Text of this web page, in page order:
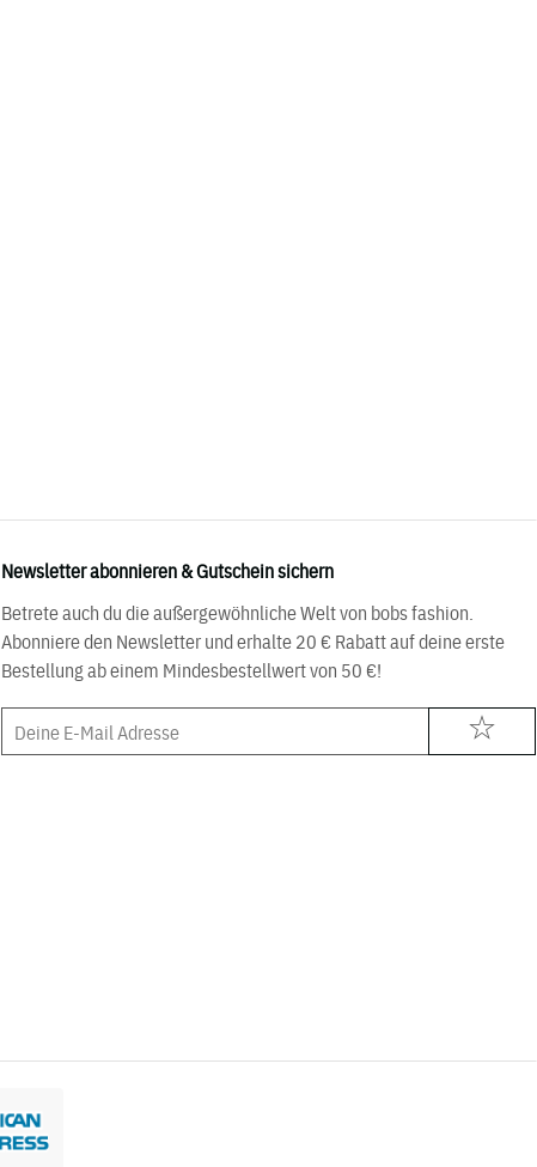
Newsletter abonnieren & Gutschein sichern
Betrete auch du die außergewöhnliche Welt von bobs fashion.
Abonniere den Newsletter und erhalte 20 € Rabatt auf deine erste
Bestellung ab einem Mindesbestellwert von 50 €!